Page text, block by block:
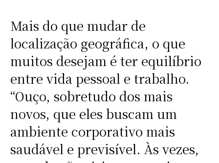
Mais do que mudar de
localização geográfica, o que
muitos desejam é ter equilíbrio
entre vida pessoal e trabalho.
“Ouço, sobretudo dos mais
novos, que eles buscam um
ambiente corporativo mais
saudável e previsível. Às vezes,